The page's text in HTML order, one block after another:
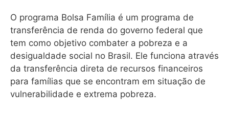
O programa Bolsa Família é um programa de
transferência de renda do governo federal que
tem como objetivo combater a pobreza e a
desigualdade social no Brasil. Ele funciona através
da transferência direta de recursos financeiros
para famílias que se encontram em situação de
vulnerabilidade e extrema pobreza.